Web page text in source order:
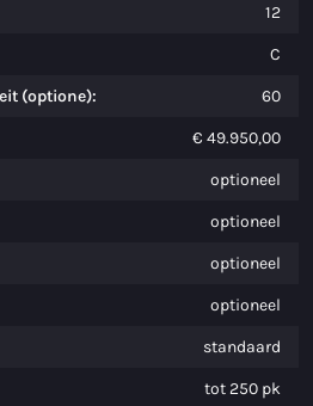
12
C
(optione): 60
€ 49.950,00
optioneel
optioneel
optioneel
optioneel
standaard
tot 250 pk